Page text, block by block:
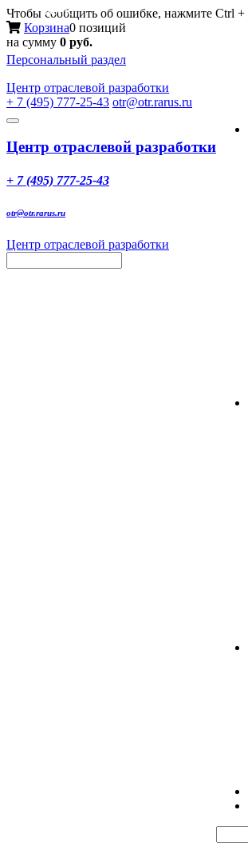
Чтобы сообщить об ошибке, нажмите Ctrl +
Корзина0 позиций
на сумму 0 руб.
Персональный раздел
Центр отраслевой разработки
+ 7 (495) 777-25-43 otr@otr.rarus.ru
Toggle
Меню
Центр отраслевой разработки
+ 7 (495) 777-25-43
otr@otr.rarus.ru
Центр отраслевой разработки